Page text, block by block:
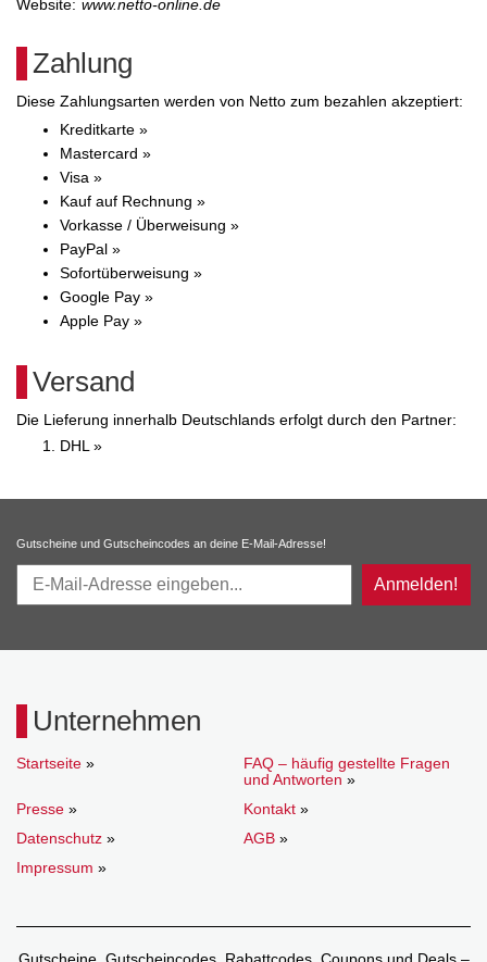
Website: www.netto-online.de
Zahlung
Diese Zahlungsarten werden von Netto zum bezahlen akzeptiert:
Kreditkarte »
Mastercard »
Visa »
Kauf auf Rechnung »
Vorkasse / Überweisung »
PayPal »
Sofortüberweisung »
Google Pay »
Apple Pay »
Versand
Die Lieferung innerhalb Deutschlands erfolgt durch den Partner:
DHL »
Gutscheine und Gutscheincodes an deine E-Mail-Adresse!
Anmelden!
Unternehmen
Startseite »
FAQ – häufig gestellte Fragen
und Antworten »
Presse » Kontakt »
Datenschutz » AGB »
Impressum »